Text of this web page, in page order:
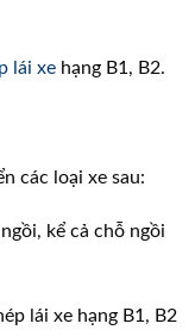
lái xe hạng B1, B2.
các loại xe sau:
kể cả chỗ ngồi
lái xe hạng B1, B2